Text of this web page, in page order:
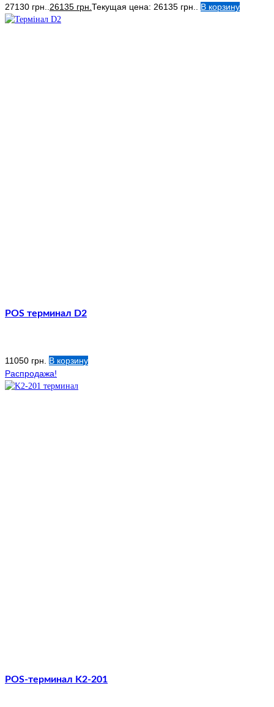
27130 грн..26135 грн.Текущая цена: 26135 грн.. В корзину
POS терминал D2
11050 грн.
В корзину
Распродажа!
POS-терминал K2-201